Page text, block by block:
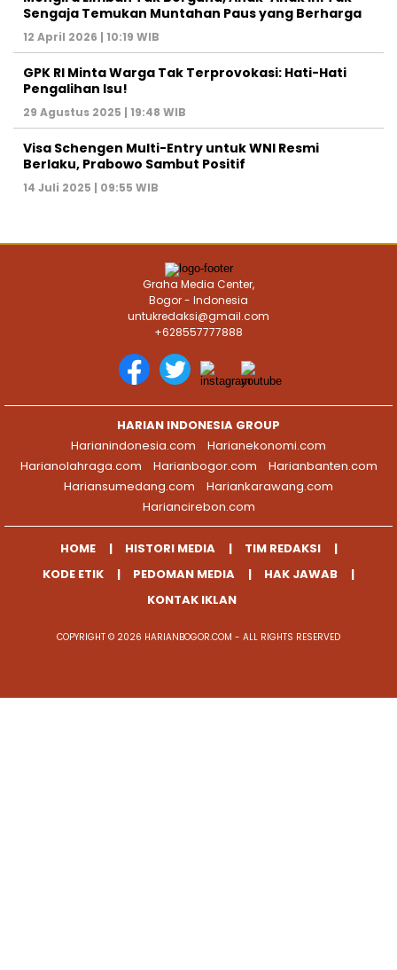
Sengaja Temukan Muntahan Paus yang Berharga
12 April 2026 | 10:19 WIB
GPK RI Minta Warga Tak Terprovokasi: Hati-Hati
Pengalihan Isu!
29 Agustus 2025 | 19:48 WIB
Visa Schengen Multi-Entry untuk WNI Resmi
Berlaku, Prabowo Sambut Positif
14 Juli 2025 | 09:55 WIB
Graha Media Center,
Bogor - Indonesia
untukredaksi@gmail.com
+628557777888
HARIAN INDONESIA GROUP
Harianindonesia.com
Harianekonomi.com
Harianolahraga.com
Harianbogor.com
Harianbanten.com
Hariansumedang.com
Hariankarawang.com
Hariancirebon.com
HOME HISTORI MEDIA
TIM REDAKSI
KODE ETIK
PEDOMAN MEDIA
HAK JAWAB
KONTAK IKLAN
COPYRIGHT © 2026 HARIANBOGOR.COM - ALL RIGHTS RESERVED